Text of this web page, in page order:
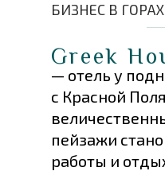
— отель у
с Красной
пейзажи
работы и
Greek
БИЗНЕС В ГОРАХ